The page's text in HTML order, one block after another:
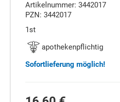
Artikelnummer: 3442017
PZN: 3442017
1st
apothekenpflichtig
Sofortlieferung möglich!